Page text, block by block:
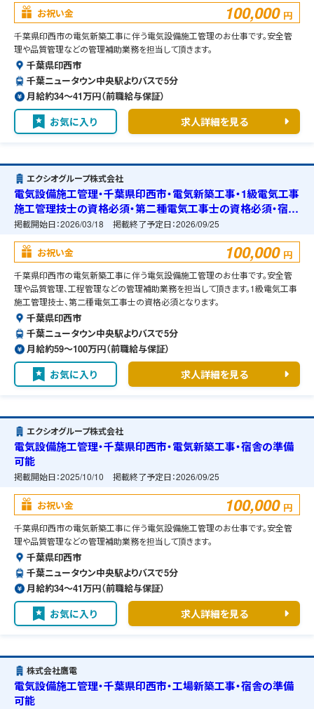
お祝い金 100,000 円
千葉県印西市の電気新築工事に伴う電気設備施工管理のお仕事です。安全管
理や品質管理などの管理補助業務を担当して頂きます。
千葉県印西市
千葉ニュータウン中央駅よりバスで5分
月給約34〜41万円（前職給与保証）
お気に入り 求人詳細を見る
エクシオグループ株式会社
電気設備施工管理・千葉県印西市・電気新築工事・1級電気工事
施工管理技士の資格必須・第二種電気工事士の資格必須・宿舎
の準備可能
掲載開始日：2026/03/18 掲載終了予定日：2026/09/25
お祝い金 100,000 円
千葉県印西市の電気新築工事に伴う電気設備施工管理のお仕事です。安全管
理や品質管理、工程管理などの管理補助業務を担当して頂きます。1級電気工事
施工管理技士、第二種電気工事士の資格必須となります。
千葉県印西市
千葉ニュータウン中央駅よりバスで5分
月給約59〜100万円（前職給与保証）
お気に入り 求人詳細を見る
エクシオグループ株式会社
電気設備施工管理・千葉県印西市・電気新築工事・宿舎の準備
可能
掲載開始日：2025/10/10 掲載終了予定日：2026/09/25
お祝い金 100,000 円
千葉県印西市の電気新築工事に伴う電気設備施工管理のお仕事です。安全管
理や品質管理などの管理補助業務を担当して頂きます。
千葉県印西市
千葉ニュータウン中央駅よりバスで5分
月給約34〜41万円（前職給与保証）
お気に入り 求人詳細を見る
株式会社鷹電
電気設備施工管理・千葉県印西市・工場新築工事・宿舎の準備
可能